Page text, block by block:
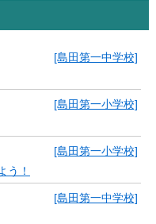
[島田第一中学校]
[島田第一小学校]
[島田第一小学校]
う！
[島田第一中学校]